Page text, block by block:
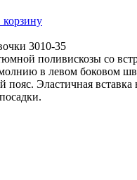
3010-35
поливискозы со
в левом боковом
пояс. Эластичная вставка